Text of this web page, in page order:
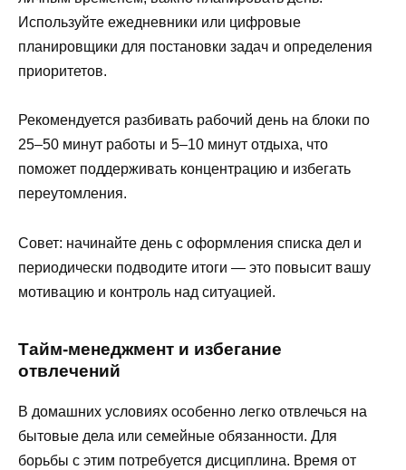
Используйте ежедневники или цифровые
планировщики для постановки задач и определения
приоритетов.
Рекомендуется разбивать рабочий день на блоки по
25–50 минут работы и 5–10 минут отдыха, что
поможет поддерживать концентрацию и избегать
переутомления.
Совет: начинайте день с оформления списка дел и
периодически подводите итоги — это повысит вашу
мотивацию и контроль над ситуацией.
Тайм-менеджмент и избегание
отвлечений
В домашних условиях особенно легко отвлечься на
бытовые дела или семейные обязанности. Для
борьбы с этим потребуется дисциплина. Время от